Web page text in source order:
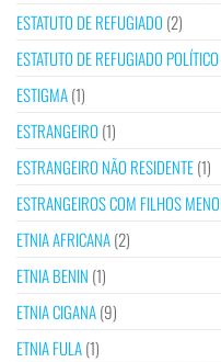
ESTATUTO DE REFUGIADO (2)
ESTATUTO DE REFUGIADO POLÍTICO
ESTIGMA(1)
ESTRANGEIRO (1)
ESTRANGEIRO NÃO RESIDENTE(1)
ESTRANGEIROS COM FILHOS
ETNIA AFRICANA(2)
ETNIA BENIN (1)
ETNIA CIGANA(9)
ETNIA FULA(1)